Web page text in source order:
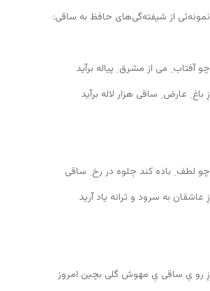
نمونه‌ئی از شیفته‌گی‌های حافظ به ساقی:
چو آفتاب ِ می از مشرق ِ پیاله برآید
زِ باغ ِ عارض ِ ساقی هزار لاله برآید
چو لطف ِ باده کند جِلوه در رخ ِ ساقی
زِ عاشقان به سرود و ترانه یاد آرید
زِ رو یِ ساقی یِ مهوش گلی بچین امروز